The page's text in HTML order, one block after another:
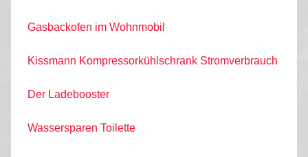
Gasbackofen im Wohnmobil
Kissmann Kompressorkühlschrank Stromverbrauch
Der Ladebooster
Wassersparen Toilette